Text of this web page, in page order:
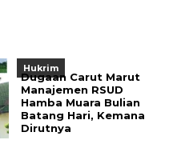
Hukrim
Dugaan Carut Marut
Manajemen RSUD
Hamba Muara Bulian
Batang Hari, Kemana
Dirutnya